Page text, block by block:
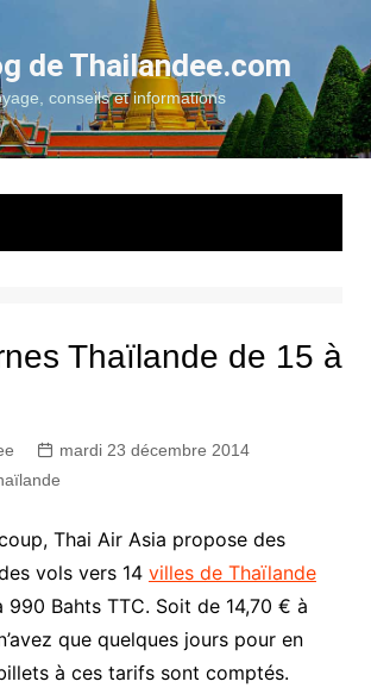
de Thailandee.com
conseils et informations
Thaïlande de 15 à
mardi 23 décembre 2014
Thai Air Asia propose des
vols vers 14 villes de Thaïlande
Bahts TTC. Soit de 14,70 € à
que quelques jours pour en
à ces tarifs sont comptés.